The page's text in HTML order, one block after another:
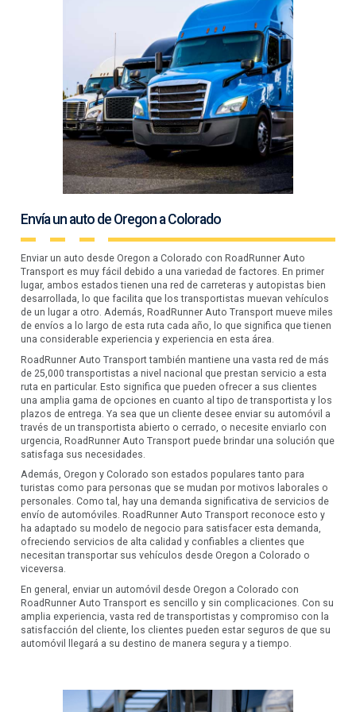
Envía un auto de Oregon a Colorado
Enviar un auto desde Oregon a Colorado con RoadRunner Auto
Transport es muy fácil debido a una variedad de factores. En primer
lugar, ambos estados tienen una red de carreteras y autopistas bien
desarrollada, lo que facilita que los transportistas muevan vehículos
de un lugar a otro. Además, RoadRunner Auto Transport mueve miles
de envíos a lo largo de esta ruta cada año, lo que significa que tienen
una considerable experiencia y experiencia en esta área.
RoadRunner Auto Transport también mantiene una vasta red de más
de 25,000 transportistas a nivel nacional que prestan servicio a esta
ruta en particular. Esto significa que pueden ofrecer a sus clientes
una amplia gama de opciones en cuanto al tipo de transportista y los
plazos de entrega. Ya sea que un cliente desee enviar su automóvil a
través de un transportista abierto o cerrado, o necesite enviarlo con
urgencia, RoadRunner Auto Transport puede brindar una solución que
satisfaga sus necesidades.
Además, Oregon y Colorado son estados populares tanto para
turistas como para personas que se mudan por motivos laborales o
personales. Como tal, hay una demanda significativa de servicios de
envío de automóviles. RoadRunner Auto Transport reconoce esto y
ha adaptado su modelo de negocio para satisfacer esta demanda,
ofreciendo servicios de alta calidad y confiables a clientes que
necesitan transportar sus vehículos desde Oregon a Colorado o
viceversa.
En general, enviar un automóvil desde Oregon a Colorado con
RoadRunner Auto Transport es sencillo y sin complicaciones. Con su
amplia experiencia, vasta red de transportistas y compromiso con la
satisfacción del cliente, los clientes pueden estar seguros de que su
automóvil llegará a su destino de manera segura y a tiempo.